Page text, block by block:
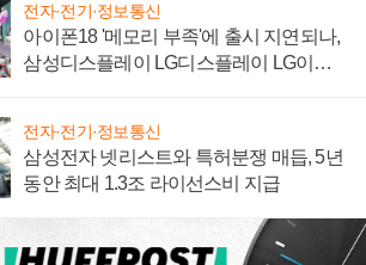
전자·전기·정보통신
아이폰18 '메모리 부족'에 출시 지연되나,
삼성디스플레이 LG디스플레이 LG이노
전자·전기·정보통신
삼성전자 넷리스트와 특허분쟁 매듭, 5년
동안 최대 1.3조 라이선스비 지급